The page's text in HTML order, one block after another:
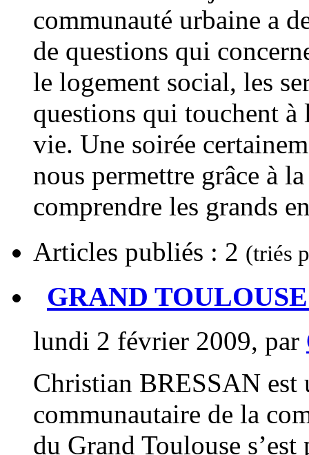
communauté urbaine a
de questions qui
le logement social, les
questions qui touchent à
vie. Une soirée
nous permettre grâce à
comprendre les grands
Articles publiés : 2 (triés
GRAND
lundi 2 février 2009, par
Christian BRESSAN est
communautaire de la
du Grand Toulouse